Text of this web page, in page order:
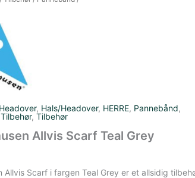
, Hals/Headover, HERRE, Pannebånd,
Tilbehør, Tilbehør
Allvis Scarf Teal Grey
Allvis Scarf i fargen Teal Grey er et allsidig